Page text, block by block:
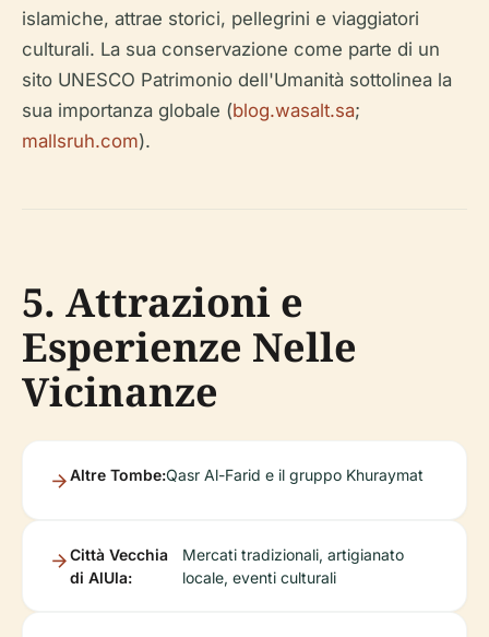
islamiche, attrae storici, pellegrini e viaggiatori
culturali. La sua conservazione come parte di un
sito UNESCO Patrimonio dell'Umanità sottolinea la
sua importanza globale (blog.wasalt.sa;
mallsruh.com).
5. Attrazioni e
Esperienze Nelle
Vicinanze
Altre Tombe:Qasr Al-Farid e il gruppo Khuraymat
Città Vecchia
di AlUla:
Mercati tradizionali, artigianato
locale, eventi culturali